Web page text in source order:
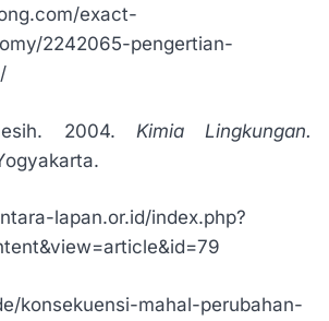
exact-
2242065-pengertian-
2004. Kimia Lingkungan.
lapan.or.id/index.php?
konsekuensi-mahal-perubahan-